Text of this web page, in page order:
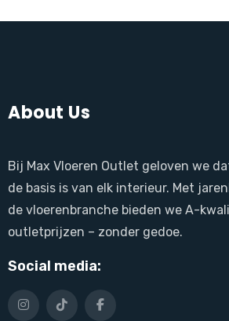
About Us
Bij Max Vloeren Outlet geloven we
de basis is van elk interieur. Met
de vloerenbranche bieden we A-
outletprijzen – zonder gedoe.
Social media: